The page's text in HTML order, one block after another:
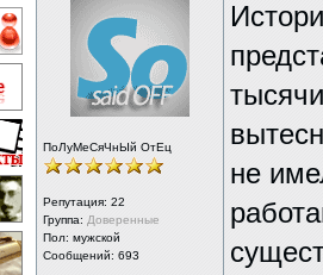
ПоЛуМеСяЧнЫй ОтЕц
Репутация: 22
Группа: Доверенные
Пол: мужской
Сообщений: 693
не